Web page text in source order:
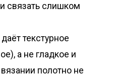
связать слишком
текстурное
а не гладкое и
полотно не